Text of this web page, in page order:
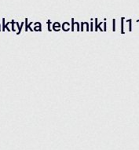
techniki I